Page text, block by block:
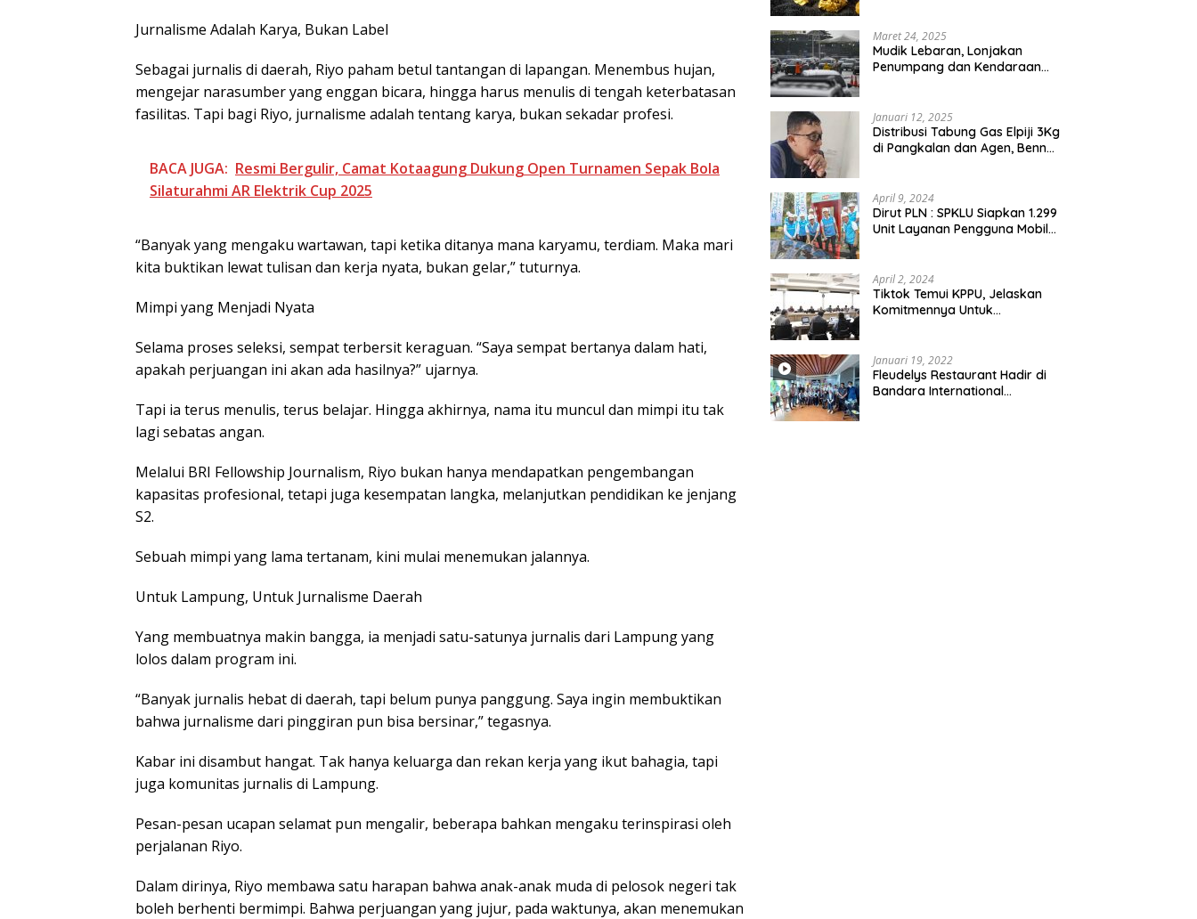
Jurnalisme Adalah Karya, Bukan Label
Sebagai jurnalis di daerah, Riyo paham betul tantangan di lapangan. Menembus hujan,
mengejar narasumber yang enggan bicara, hingga harus menulis di tengah keterbatasan
fasilitas. Tapi bagi Riyo, jurnalisme adalah tentang karya, bukan sekadar profesi.
BACA JUGA: Resmi Bergulir, Camat Kotaagung Dukung Open Turnamen Sepak Bola
Silaturahmi AR Elektrik Cup 2025
“Banyak yang mengaku wartawan, tapi ketika ditanya mana karyamu, terdiam. Maka mari
kita buktikan lewat tulisan dan kerja nyata, bukan gelar,” tuturnya.
Mimpi yang Menjadi Nyata
Selama proses seleksi, sempat terbersit keraguan. “Saya sempat bertanya dalam hati,
apakah perjuangan ini akan ada hasilnya?” ujarnya.
Tapi ia terus menulis, terus belajar. Hingga akhirnya, nama itu muncul dan mimpi itu tak
lagi sebatas angan.
Melalui BRI Fellowship Journalism, Riyo bukan hanya mendapatkan pengembangan
kapasitas profesional, tetapi juga kesempatan langka, melanjutkan pendidikan ke jenjang
S2.
Sebuah mimpi yang lama tertanam, kini mulai menemukan jalannya.
Untuk Lampung, Untuk Jurnalisme Daerah
Yang membuatnya makin bangga, ia menjadi satu-satunya jurnalis dari Lampung yang
lolos dalam program ini.
“Banyak jurnalis hebat di daerah, tapi belum punya panggung. Saya ingin membuktikan
bahwa jurnalisme dari pinggiran pun bisa bersinar,” tegasnya.
Kabar ini disambut hangat. Tak hanya keluarga dan rekan kerja yang ikut bahagia, tapi
juga komunitas jurnalis di Lampung.
Pesan-pesan ucapan selamat pun mengalir, beberapa bahkan mengaku terinspirasi oleh
perjalanan Riyo.
Dalam dirinya, Riyo membawa satu harapan bahwa anak-anak muda di pelosok negeri tak
boleh berhenti bermimpi. Bahwa perjuangan yang jujur, pada waktunya, akan menemukan
Maret 24, 2025
Mudik Lebaran, Lonjakan
Penumpang dan Kendaraan
Januari 12, 2025
Distribusi Tabung Gas Elpiji 3Kg
di Pangkalan dan Agen, Benny
Dalam Pengawasan
April 9, 2024
Dirut PLN : SPKLU Siapkan 1.299
Unit Layanan Pengguna Mobil
April 2, 2024
Tiktok Temui KPPU, Jelaskan
Komitmennya Untuk
Januari 19, 2022
Fleudelys Restaurant Hadir di
Bandara International